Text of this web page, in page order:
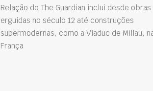
Relação do The Guardian inclui desde obras
erguidas no século 12 até construções
supermodernas, como a Viaduc de Millau,
França